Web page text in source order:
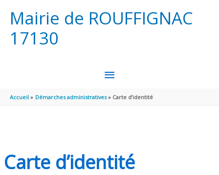
Mairie de ROUFFIGNAC
17130
MENU
PRINCIPAL
Accueil Démarches administratives Carte d’identité
Carte d’identité